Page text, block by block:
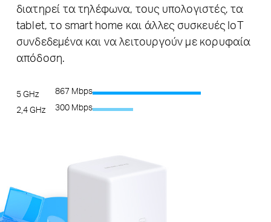
διατηρεί τα τηλέφωνα, τους υπολογιστές, τα
tablet, το smart home και άλλες συσκευές IoT
συνδεδεμένα και να λειτουργούν με κορυφαία
απόδοση.
5 GHz
867 Mbps
2,4 GHz
300 Mbps